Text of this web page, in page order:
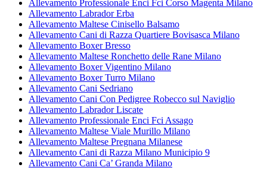
Allevamento Professionale Enci Fci Corso Magenta Milano
Allevamento Labrador Erba
Allevamento Maltese Cinisello Balsamo
Allevamento Cani di Razza Quartiere Bovisasca Milano
Allevamento Boxer Bresso
Allevamento Maltese Ronchetto delle Rane Milano
Allevamento Boxer Vigentino Milano
Allevamento Boxer Turro Milano
Allevamento Cani Sedriano
Allevamento Cani Con Pedigree Robecco sul Naviglio
Allevamento Labrador Liscate
Allevamento Professionale Enci Fci Assago
Allevamento Maltese Viale Murillo Milano
Allevamento Maltese Pregnana Milanese
Allevamento Cani di Razza Milano Municipio 9
Allevamento Cani Ca’ Granda Milano